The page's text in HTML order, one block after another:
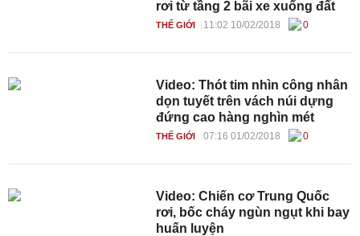
rơi từ tầng 2 bãi xe xuống đất
THẾ GIỚI 11:02 10/02/2018 0
Video: Thót tim nhìn công nhân
dọn tuyết trên vách núi dựng
đứng cao hàng nghìn mét
THẾ GIỚI 07:16 01/02/2018 0
Video: Chiến cơ Trung Quốc
rơi, bốc cháy ngùn ngụt khi bay
huấn luyện